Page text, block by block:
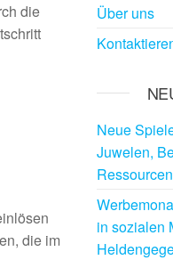
die
die im
Über uns
Neue
Juwelen,
Ressourcen
in sozialen